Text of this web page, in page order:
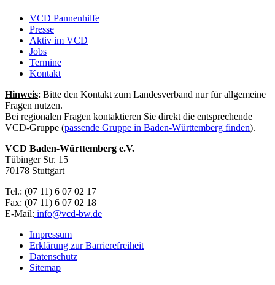
VCD Pannenhilfe
Presse
Aktiv im VCD
Jobs
Termine
Kontakt
Hinweis: Bitte den Kontakt zum Landesverband nur für allgemeine
Fragen nutzen.
Bei regionalen Fragen kontaktieren Sie direkt die entsprechende
VCD-Gruppe (passende Gruppe in Baden-Württemberg finden).
VCD Baden-Württemberg e.V.
Tübinger Str. 15
70178 Stuttgart
Tel.: (07 11) 6 07 02 17
Fax: (07 11) 6 07 02 18
E-Mail: info@vcd-bw.de
Impressum
Erklärung zur Barrierefreiheit
Datenschutz
Sitemap